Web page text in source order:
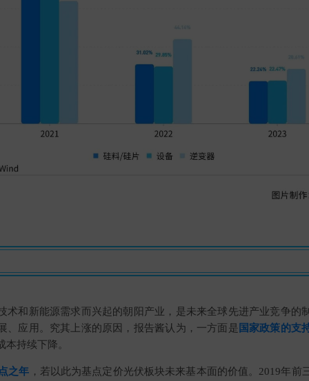
术和新能源需求而兴起的朝阳产业，是未来全球先进产业竞争的
、应用。究其上涨的原因，报告酱认为，一方面是 国家政策的支
本持续下降。
之年 ，若以此为基点定价光伏板块未来基本面的价值。2019年前